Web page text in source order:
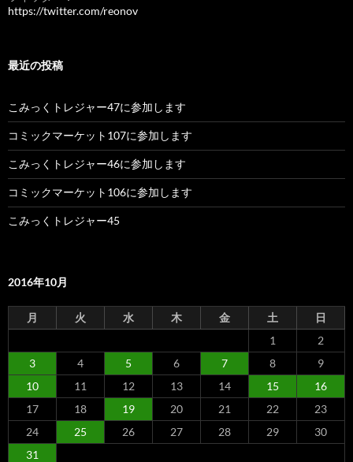
https://twitter.com/reonov
最近の投稿
こみっくトレジャー47に参加します
コミックマーケット107に参加します
こみっくトレジャー46に参加します
コミックマーケット106に参加します
こみっくトレジャー45
2016年10月
月 火 水 木 金 土
日
1
2
3
4 5 6 7 8
9
10
11 12 13 14 15
16
17
18 19 20 21 22
23
24
25 26 27 28 29
30
31